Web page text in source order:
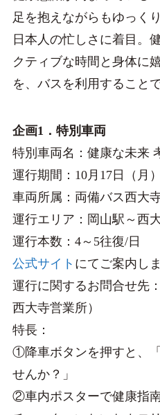
足を抱えながらもゆっく
日本人の忙しさに着目。
クティブな時間と身体に
を、バスを利用すること
企画1．特別車両
特別車両名：健康な未来
運行期間：10月17日（月
車両所属：両備バス西大
運行エリア：岡山駅～西
運行本数：4～5往復/
公式サイト にてご案内しま
運行に関するお問合せ先
西大寺営業所）
特長：
①降車ボタンを押すと、
せんか？」
②車内ポスターで健康指